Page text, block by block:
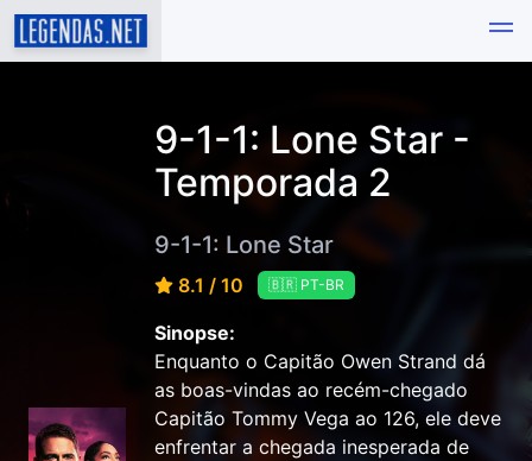
9-1-1: Lone Star -
Temporada 2
9-1-1: Lone Star
8.1 / 10 🇧🇷 PT-BR
Sinopse:
Enquanto o Capitão Owen Strand dá
as boas-vindas ao recém-chegado
Capitão Tommy Vega ao 126, ele deve
enfrentar a chegada inesperada de